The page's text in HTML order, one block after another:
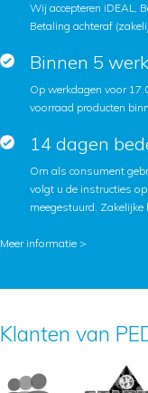
Wij accepteren iDEAL,
Betaling achteraf
Binnen 5
Op werkdagen voor
voorraad producten
14 dagen
Om als consument
volgt u de instructies
meegestuurd. Zakelijke
Meer informatie >
Klanten van